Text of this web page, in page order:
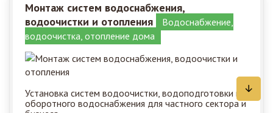
Монтаж систем водоснабжения,
водоочистки и отопления
Водоснабжение,
водоочистка, отопление дома
Установка систем водоочистки, водоподготовки и
оборотного водоснабжения для частного сектора и